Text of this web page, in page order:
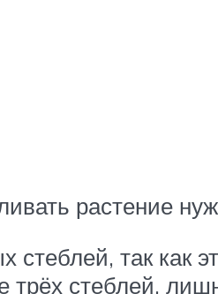
растение
так как
трёх стеблей,